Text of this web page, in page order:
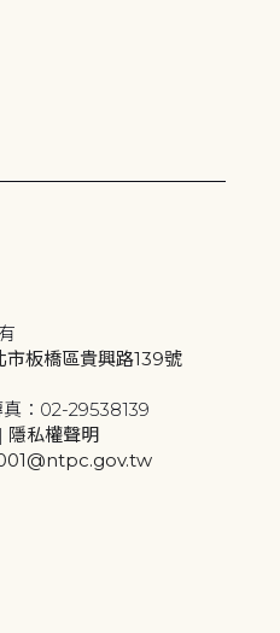
板橋區貴興路139號
：02-29538139
| 隱私權聲明